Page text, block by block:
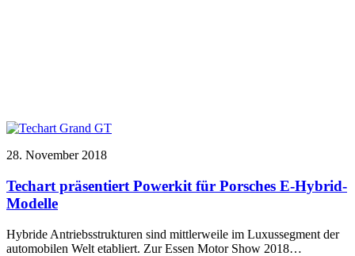
28. November 2018
Techart präsentiert Powerkit für Porsches E-Hybrid-
Modelle
Hybride Antriebsstrukturen sind mittlerweile im Luxussegment der
automobilen Welt etabliert. Zur Essen Motor Show 2018…